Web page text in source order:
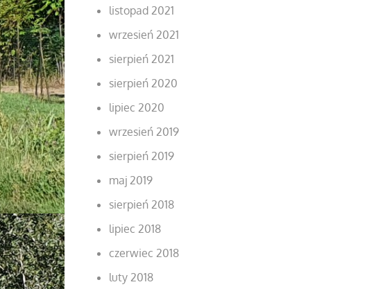
listopad 2021
wrzesień 2021
sierpień 2021
sierpień 2020
lipiec 2020
wrzesień 2019
sierpień 2019
maj 2019
sierpień 2018
lipiec 2018
czerwiec 2018
luty 2018